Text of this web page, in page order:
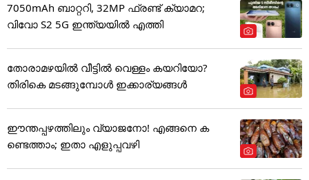
7050mAh ബാറ്ററി, 32MP ഫ്രണ്ട് ക്യാമറ;
വിവോ S2 5G ഇന്ത്യയിൽ എത്തി
തോരാമഴയിൽ വീട്ടിൽ വെള്ളം കയറിയോ?
തിരികെ മടങ്ങുമ്പോൾ ഇക്കാര്യങ്ങൾ
ഈന്തപ്പഴത്തിലും വ്യാജനോ! എങ്ങനെ ക
ണ്ടെത്താം; ഇതാ എളുപ്പവഴി